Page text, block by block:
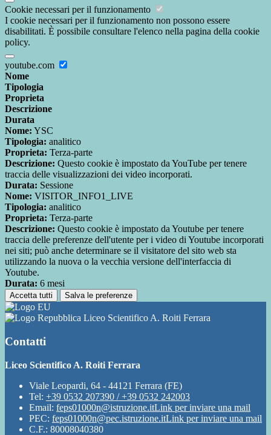
Cookie necessari per il funzionamento
I cookie necessari per il funzionamento non possono essere
disabilitati. È possibile consultare l'elenco nella pagina della cookie
policy.
youtube.com
Nome
Tipologia
Proprieta
Descrizione
Durata
Nome: YSC
Tipologia: analitico
Proprieta: Terza-parte
Descrizione: Questo cookie è impostato da YouTube per tenere
traccia delle visualizzazioni dei video incorporati.
Durata: Sessione
Nome: VISITOR_INFO1_LIVE
Tipologia: analitico
Proprieta: Terza-parte
Descrizione: Questo cookie è impostato da Youtube per tenere
traccia delle preferenze dell'utente per i video di Youtube incorporati
nei siti; può anche determinare se il visitatore del sito web sta
utilizzando la nuova o la vecchia versione dell'interfaccia di
Youtube.
Durata: 6 mesi
Accetta tutti Salva le preferenze
Liceo Scientifico A. Roiti Ferrara
Contatti
Liceo Scientifico A. Roiti Ferrara
Viale Leopardi, 64 - 44121 Ferrara (FE)
Tel: +39 0532 207390 / +39 0532 242003
Email: feps01000n@istruzione.itLink per inviare una mail
PEC: feps01000n@pec.istruzione.itLink per inviare una mail
C.F.: 80008040380